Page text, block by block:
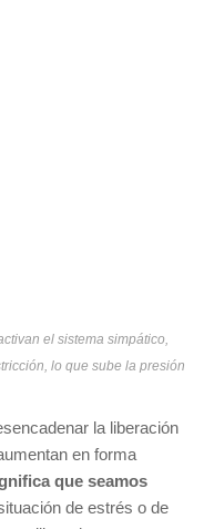
el sistema simpático,
lo que sube la presión
la liberación
en forma
que seamos
de estrés o de